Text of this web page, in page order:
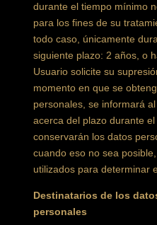
durante el tiempo mínimo
para los fines de su
todo caso, únicamente
siguiente plazo: 2 años, o
Usuario solicite su
momento en que se
personales, se informará
acerca del plazo durante
conservarán los datos
cuando eso no sea
utilizados para determinar
Destinatarios de los
personales